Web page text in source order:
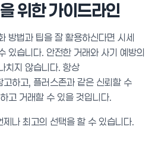
위한 가이드라인
방법과 팁을 잘 활용하신다면 시세
있습니다. 안전한 거래와 사기 예방의
치지 않습니다. 항상
하고, 플러스존과 같은 신뢰할 수
고 거래할 수 있을 것입니다.
나 최고의 선택을 할 수 있습니다.